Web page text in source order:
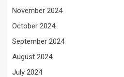
November 2024
October 2024
September 2024
August 2024
July 2024